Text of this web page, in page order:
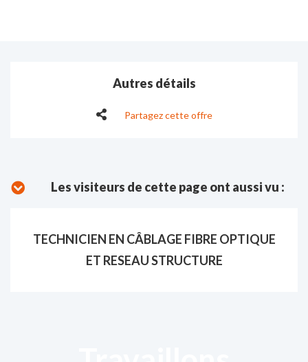
Autres détails
Partagez cette offre
Les visiteurs de cette page ont aussi vu :
TECHNICIEN EN CÂBLAGE FIBRE OPTIQUE
ET RESEAU STRUCTURE